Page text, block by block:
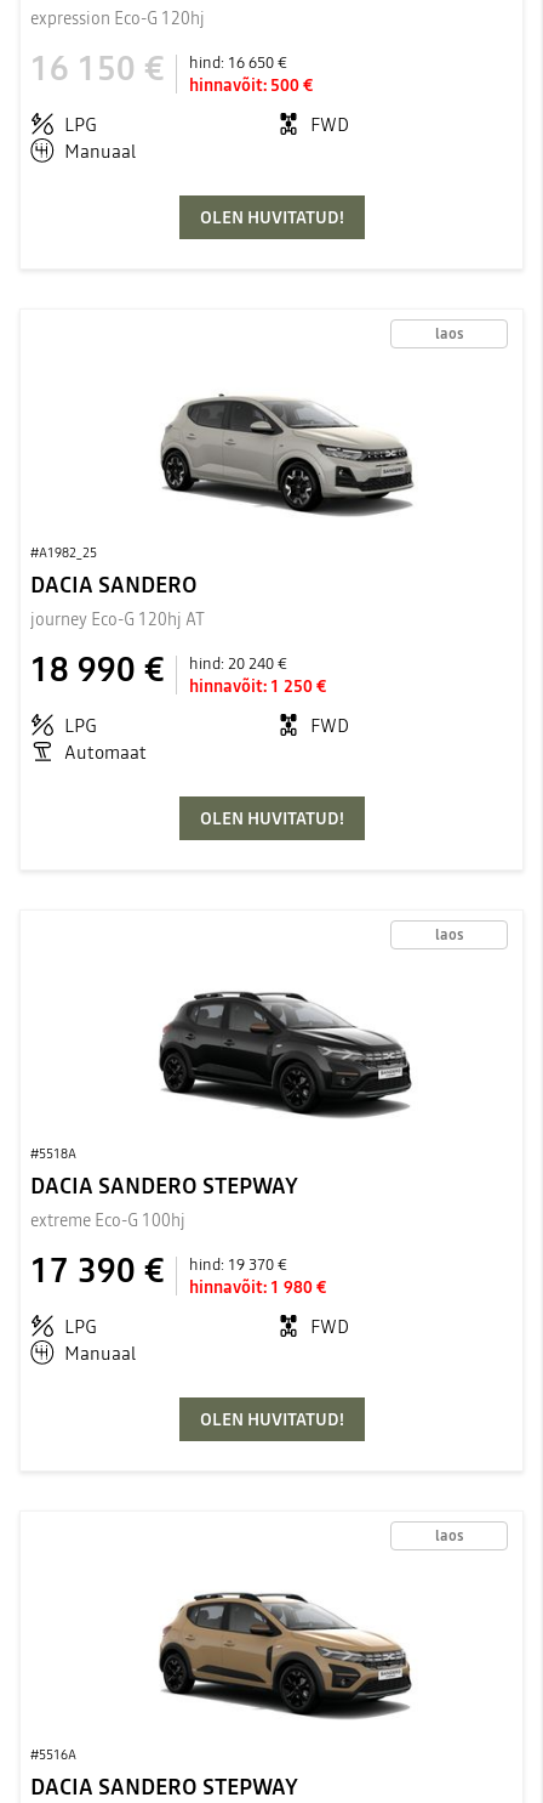
expression Eco-G 120hj
16 150 € hind: 16 650 €
hinnavõit: 500 €
LPG
FWD
Manuaal
OLEN HUVITATUD!
laos
#A1982_25
DACIA SANDERO
journey Eco-G 120hj AT
18 990 € hind:20 240 €
hinnavõit: 1 250 €
LPG
FWD
Automaat
OLEN HUVITATUD!
laos
#5518A
DACIA SANDERO STEPWAY
extreme Eco-G 100hj
17 390 € hind: 19 370 €
hinnavõit: 1 980 €
LPG
FWD
Manuaal
OLEN HUVITATUD!
laos
#5516A
DACIA SANDERO STEPWAY